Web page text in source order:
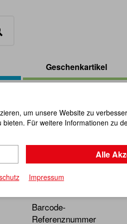
Geschenkartikel
Wörter
Artikel-Nr.:112099
Lernspiel aus FSC
Barcode-
Referenznummer
um unsere Website zu
Für weitere Informationen zu
Alle
Impressum